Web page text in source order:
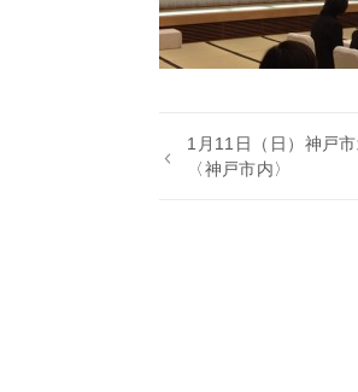
1月11日（日）神戸
〈神戸市内〉